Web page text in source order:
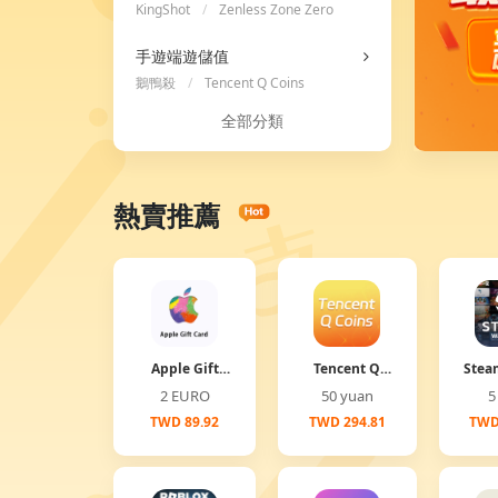
KingShot /
Zenless Zone Zero
手遊端遊儲值
鵝鴨殺 / Tencent Q Coins
全部分類
熱賣推薦
Apple Gift
Card
2 EURO
TWD 89.92
Tencent Q
Coins
50 yuan
TWD 294.81